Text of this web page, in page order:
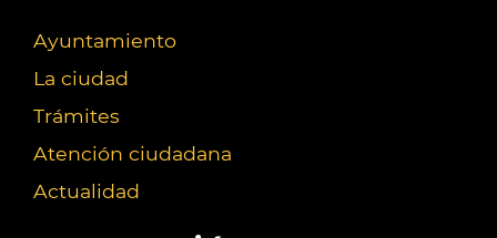
Ayuntamiento
La ciudad
Trámites
Atención ciudadana
Actualidad